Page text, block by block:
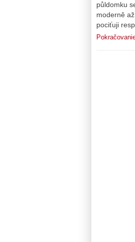
půldomku
moderně
pociťuji